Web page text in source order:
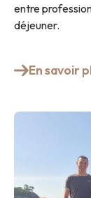
entre
déjeuner.
En savoir